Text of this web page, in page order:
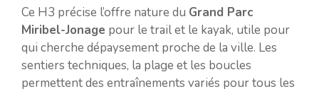
Ce H3 précise l’offre nature du Grand Parc
Miribel-Jonage pour le trail et le kayak, utile pour
qui cherche dépaysement proche de la ville. Les
sentiers techniques, la plage et les boucles
permettent des entraînements variés pour tous les